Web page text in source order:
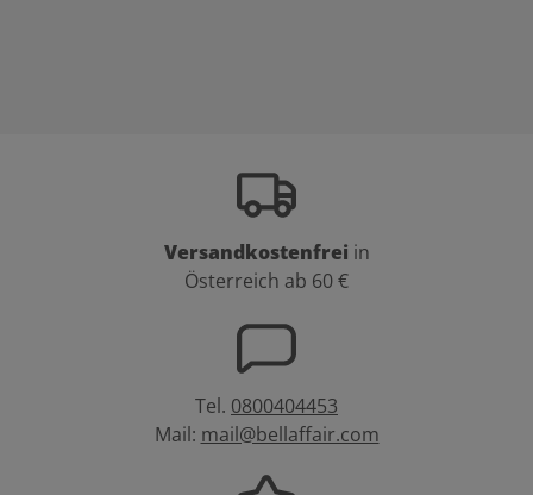
Versandkostenfrei in
Österreich ab 60 €
Tel. 0800404453
Mail: mail@bellaffair.com